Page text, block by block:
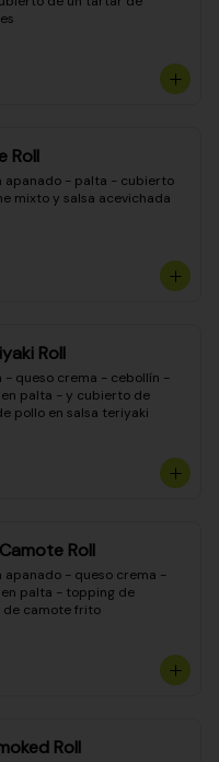
Roll
apanado - palta - cubierto
mixto y salsa acevichada
Roll
- queso crema - cebollín -
palta - y cubierto de
pollo en salsa teriyaki
Roll
apanado - queso crema -
palta - topping de
de camote frito
Roll